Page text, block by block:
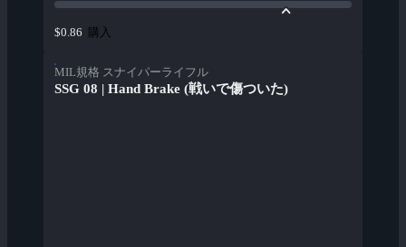
$0.86 購入
MIL規格 スナイパーライフル
SSG 08 | Hand Brake (戦いで傷ついた)